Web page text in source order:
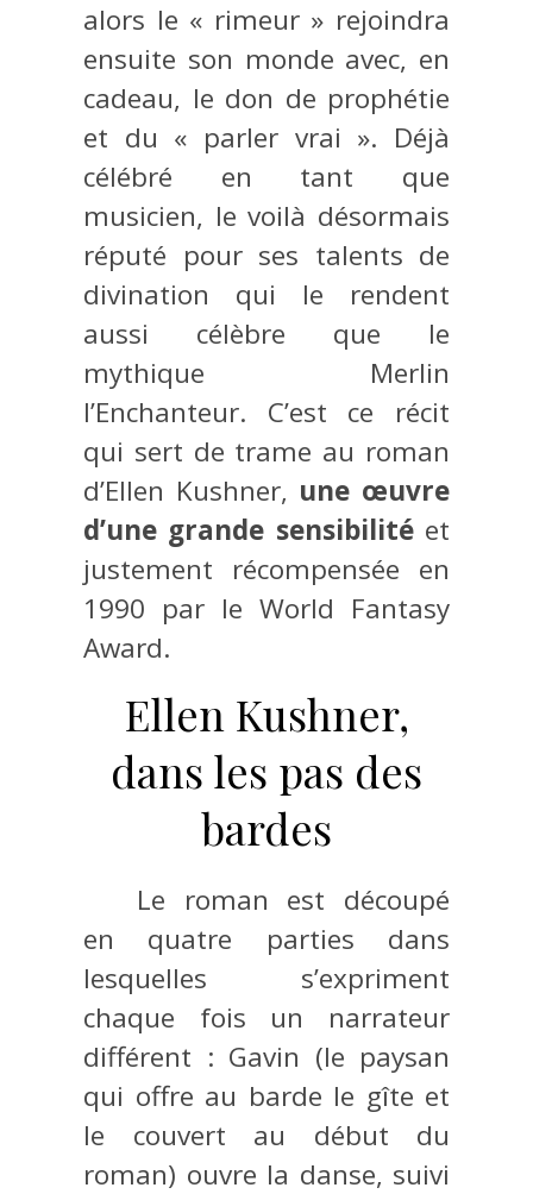
alors le « rimeur » rejoindra
ensuite son monde avec, en
cadeau, le don de prophétie
et du « parler vrai ». Déjà
célébré en tant que
musicien, le voilà désormais
réputé pour ses talents de
divination qui le rendent
aussi célèbre que le
mythique Merlin
l’Enchanteur. C’est ce récit
qui sert de trame au roman
d’Ellen Kushner, une œuvre
d’une grande sensibilitéet
justement récompensée en
1990 par le World Fantasy
Award.
Ellen Kushner,
dans les pas des
bardes
Le roman est découpé
en quatre parties dans
lesquelles s’expriment
chaque fois un narrateur
différent : Gavin (le paysan
qui offre au barde le gîte et
le couvert au début du
roman) ouvre la danse, suivi